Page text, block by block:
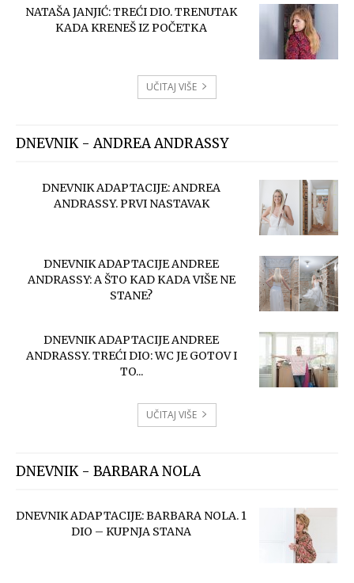
NATAŠA JANJIĆ: TREĆI DIO. TRENUTAK
KADA KRENEŠ IZ POČETKA
UČITAJ VIŠE
DNEVNIK - ANDREA ANDRASSY
DNEVNIK ADAPTACIJE: ANDREA
ANDRASSY. PRVI NASTAVAK
DNEVNIK ADAPTACIJE ANDREE
ANDRASSY: A ŠTO KAD KADA VIŠE NE
STANE?
DNEVNIK ADAPTACIJE ANDREE
ANDRASSY. TREĆI DIO: WC JE GOTOV I
TO...
UČITAJ VIŠE
DNEVNIK - BARBARA NOLA
DNEVNIK ADAPTACIJE: BARBARA NOLA. 1
DIO – KUPNJA STANA